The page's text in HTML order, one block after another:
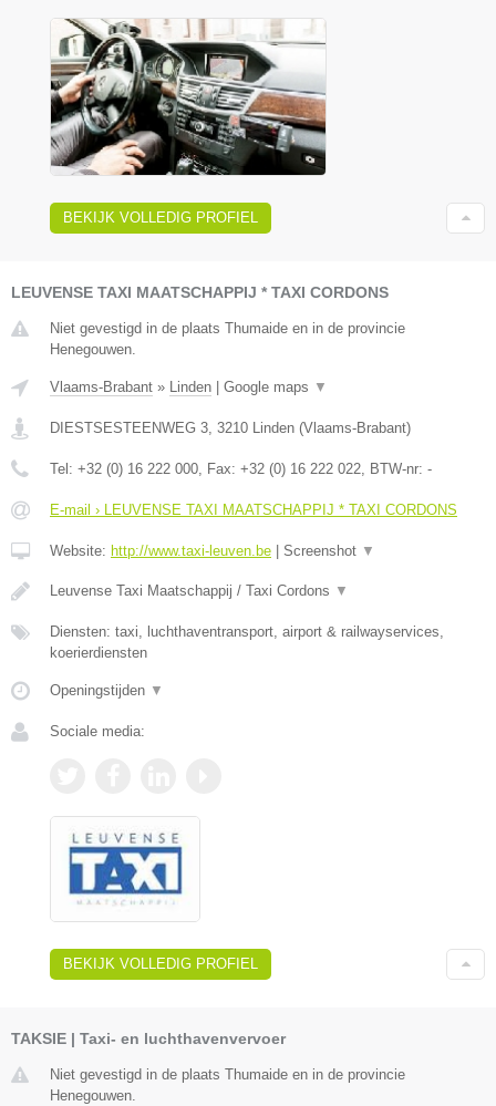
BEKIJK VOLLEDIG PROFIEL
LEUVENSE TAXI MAATSCHAPPIJ * TAXI CORDONS
Niet gevestigd in de plaats Thumaide en in de provincie
Henegouwen.
Vlaams-Brabant » Linden Google maps ▼
DIESTSESTEENWEG 3, 3210 Linden (Vlaams-Brabant)
Tel: +32 (0) 16 222 000, Fax: +32 (0) 16 222 022, BTW-nr: -
E-mail › LEUVENSE TAXI MAATSCHAPPIJ * TAXI CORDONS
Website: http://www.taxi-leuven.be Screenshot ▼
Leuvense Taxi Maatschappij / Taxi Cordons ▼
Diensten: taxi, luchthaventransport, airport & railwayservices,
koerierdiensten
Openingstijden ▼
Sociale media:
BEKIJK VOLLEDIG PROFIEL
TAKSIE | Taxi- en luchthavenvervoer
Niet gevestigd in de plaats Thumaide en in de provincie
Henegouwen.